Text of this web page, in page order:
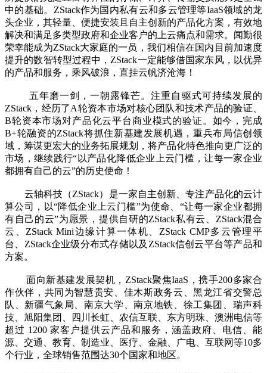
中的基础。ZStack作为国内私有云和多云管理等IaaS领域的龙
头企业，其轻量、便捷安装且自主创新的产品化方案，有效地
解决和满足多类型政府和企业客户的上云痛点和需求。闻勤很
荣幸能成为ZStack大家庭的一员，我们相信在国内目前加速度
提升的数智转型过程中，ZStack一定能够借国家东风，以优异
的产品和服务，乘风破浪，直挂云帆济沧海！
五年磨一剑，一朝露锋芒。注重自驱式可持续发展的
ZStack，经历了A轮资本市场对核心团队和技术产品的验证、
B轮资本市场对产品化云平台商业模式的验证。如今，完成
B+轮融资的ZStack将抓住新基建发展机遇，重兵布局信创领
域，筹谋更宏大的业务拓展规划，将产品化特色推向更广泛的
市场，继续践行“以产品化降低企业上云门槛，让每一家企业
都拥有自己的云”的历史使命！
云轴科技（ZStack）是一家自主创新、专注产品化的云计
算公司，以“降低企业上云门槛”为使命、“让每一家企业都拥
有自己的云”为愿景，提供自研的ZStack私有云、ZStack混合
云、ZStack Mini边缘计算一体机、ZStack CMP多云管理平
台、ZStack企业级分布式存储以及ZStack信创云平台等产品和
方案。
面向新基建发展契机，ZStack聚焦IaaS，携手200多家合
作伙伴，共同为智慧贵安、佳木斯政务云、黑龙江省交警总
队、新疆气象局、南京大学、南京地铁、徐工集团、瑞声科
技、旭阳集团、四川长虹、农信互联、东方明珠、澳洲电信等
超过 1200 家客户提供云产品和服务，涵盖政府、电信、能
源、交通、教育、制造业、医疗、金融、广电、互联网等10多
个行业，全球销售范围达30个国家和地区。